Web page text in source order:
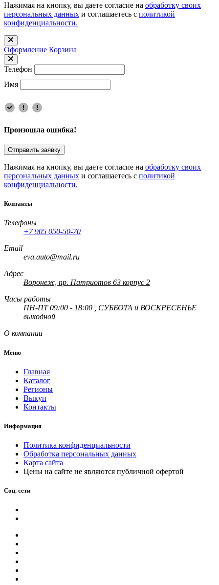
Нажимая на кнопку, вы даете согласие на обработку своих
персональных данных и соглашаетесь с политикой
конфиденциальности.
Оформлениe Корзина
Телефон
Имя
Произошла ошибка!
Отправить заявку
Нажимая на кнопку, вы даете согласие на обработку своих
персональных данных и соглашаетесь с политикой
конфиденциальности.
Контакты
Телефоны
+7 905 050-50-70
Email
eva.auto@mail.ru
Адрес
Воронеж, пр. Патриотов 63 корпус 2
Часы работы
ПН-ПТ 09:00 - 18:00 , СУББОТА и ВОСКРЕСЕНЬЕ
выходной
О компании
Меню
Главная
Каталог
Регионы
Выкуп
Контакты
Информация
Политика конфиденциальности
Обработка персональных данных
Карта сайта
Цены на сайте не являются публичной офертой
Соц. сети